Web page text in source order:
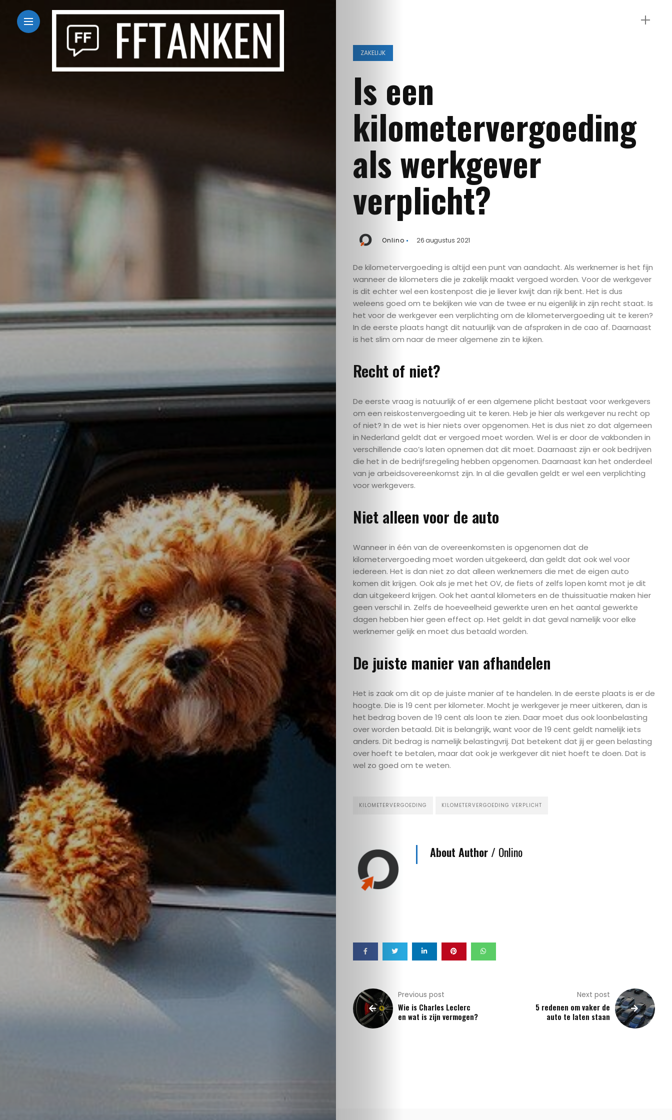
Home
Geld
Zakelijk
Over
ons
Contact
Search
ZAKELIJK
Is een
kilometervergoeding
als werkgever
verplicht?
Onlino 26 augustus 2021
De kilometervergoeding is altijd een punt van aandacht. Als werknemer is het fijn
wanneer de kilometers die je zakelijk maakt vergoed worden. Voor de werkgever
is dit echter wel een kostenpost die je liever kwijt dan rijk bent. Het is dus
weleens goed om te bekijken wie van de twee er nu eigenlijk in zijn recht staat. Is
het voor de werkgever een verplichting om de kilometervergoeding uit te keren?
In de eerste plaats hangt dit natuurlijk van de afspraken in de cao af. Daarnaast
is het slim om naar de meer algemene zin te kijken.
Recht of niet?
De eerste vraag is natuurlijk of er een algemene plicht bestaat voor werkgevers
om een reiskostenvergoeding uit te keren. Heb je hier als werkgever nu recht op
of niet? In de wet is hier niets over opgenomen. Het is dus niet zo dat algemeen
in Nederland geldt dat er vergoed moet worden. Wel is er door de vakbonden in
verschillende cao’s laten opnemen dat dit moet. Daarnaast zijn er ook bedrijven
die het in de bedrijfsregeling hebben opgenomen. Daarnaast kan het onderdeel
van je arbeidsovereenkomst zijn. In al die gevallen geldt er wel een verplichting
voor werkgevers.
Niet alleen voor de auto
Wanneer in één van de overeenkomsten is opgenomen dat de
kilometervergoeding moet worden uitgekeerd, dan geldt dat ook wel voor
iedereen. Het is dan niet zo dat alleen werknemers die met de eigen auto
komen dit krijgen. Ook als je met het OV, de fiets of zelfs lopen komt mot je dit
dan uitgekeerd krijgen. Ook het aantal kilometers en de thuissituatie maken hier
geen verschil in. Zelfs de hoeveelheid gewerkte uren en het aantal gewerkte
dagen hebben hier geen effect op. Het geldt in dat geval namelijk voor elke
werknemer gelijk en moet dus betaald worden.
De juiste manier van afhandelen
Het is zaak om dit op de juiste manier af te handelen. In de eerste plaats is er de
hoogte. Die is 19 cent per kilometer. Mocht je werkgever je meer uitkeren, dan is
het bedrag boven de 19 cent als loon te zien. Daar moet dus ook loonbelasting
over worden betaald. Dit is belangrijk, want voor de 19 cent geldt namelijk iets
anders. Dit bedrag is namelijk belastingvrij. Dat betekent dat jij er geen belasting
over hoeft te betalen, maar dat ook je werkgever dit niet hoeft te doen. Dat is
wel zo goed om te weten.
KILOMETERVERGOEDING KILOMETERVERGOEDING VERPLICHT
About Author / Onlino
Previous post
Wie is Charles Leclerc
en wat is zijn vermogen?
Next post
5 redenen om vaker de
auto te laten staan